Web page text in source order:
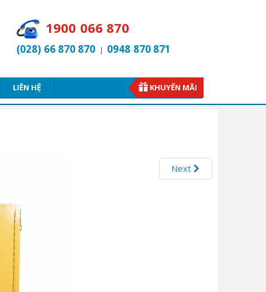
1900 066 870
(028) 66 870 870 | 0948 870 871
LIÊN HỆ KHUYẾN MÃI
Next